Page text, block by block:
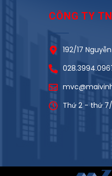
CÔNG TY
192/17
Thứ 2 - thứ